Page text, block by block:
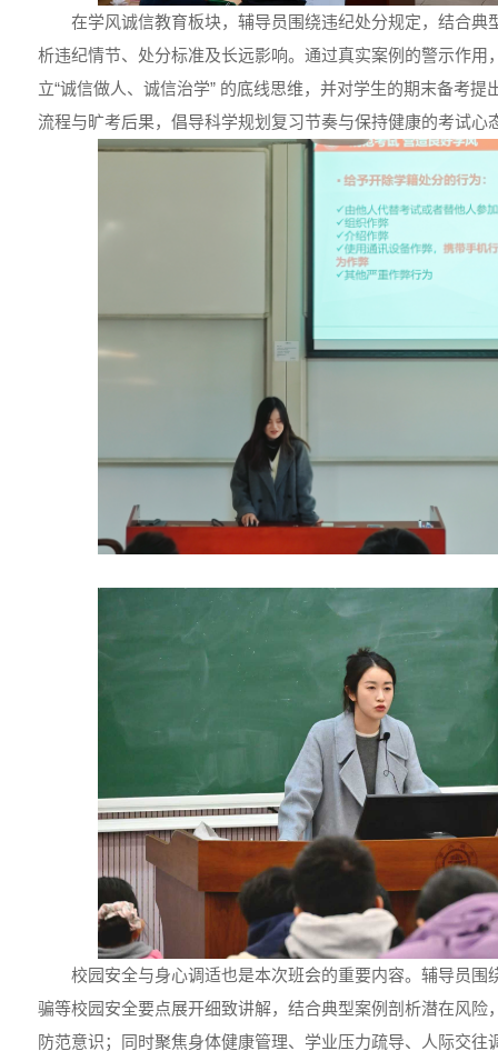
在学风诚信教育板块，辅导员围绕违纪处分规定，结合典
析违纪情节、处分标准及长远影响。通过真实案例的警示作用
立“诚信做人、诚信治学” 的底线思维，并对学生的期末备考提
流程与旷考后果，倡导科学规划复习节奏与保持健康的考试心
校园安全与身心调适也是本次班会的重要内容。辅导员围
骗等校园安全要点展开细致讲解，结合典型案例剖析潜在风险
防范意识；同时聚焦身体健康管理、学业压力疏导、人际交往